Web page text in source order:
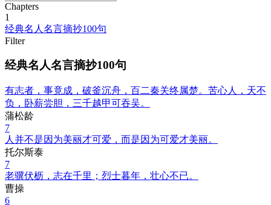
Chapters
1
经典名人名言摘抄100句
Filter
经典名人名言摘抄100句
有志者，事竟成，破釜沉舟，百二秦关终属楚。苦心人，天不
负，卧薪尝胆，三千越甲可吞吴。
蒲松龄
7
人并不是因为美丽才可爱，而是因为可爱才美丽。
托尔斯泰
7
老骥伏枥，志在千里；烈士暮年，壮心不已。
曹操
6